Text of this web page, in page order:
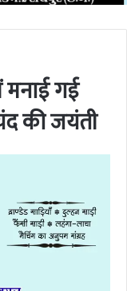
गई
की जयंती